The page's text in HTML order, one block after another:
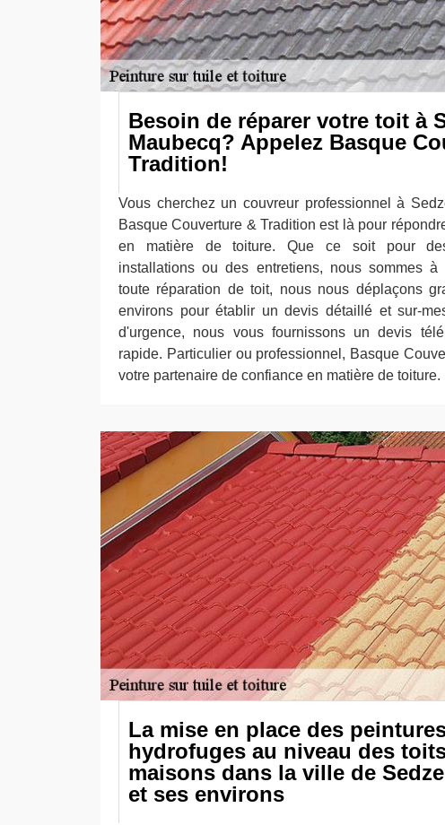
Besoin de réparer votre toit à
Maubecq? Appelez Basque
Tradition!
Vous cherchez un couvreur professionnel à
Basque Couverture & Tradition est là pour
en matière de toiture. Que ce soit pour
installations ou des entretiens, nous sommes à
toute réparation de toit, nous nous déplaçons
environs pour établir un devis détaillé et sur-
d'urgence, nous vous fournissons un devis
rapide. Particulier ou professionnel, Basque
votre partenaire de confiance en matière de toiture.
La mise en place des
hydrofuges au niveau des
maisons dans la ville de
et ses environs